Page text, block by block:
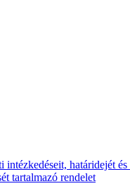
határidejét és
tartalmazó rendelet